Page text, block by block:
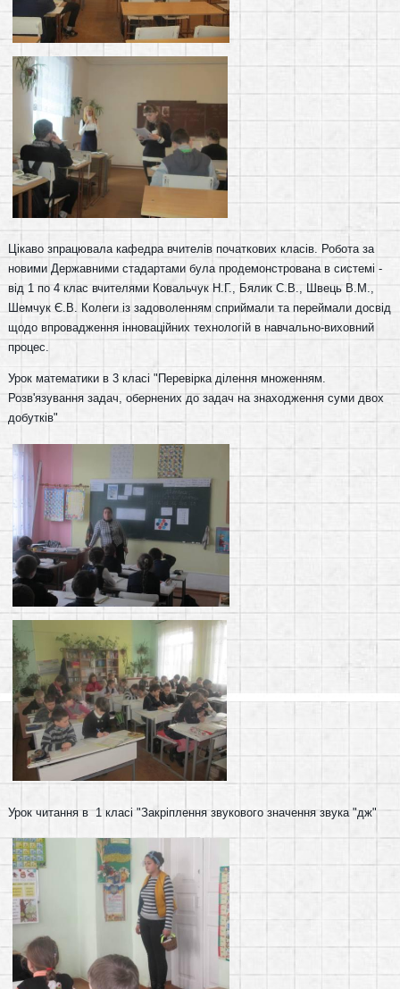
Цікаво зпрацювала кафедра вчителів початкових класів. Робота за
новими Державними стадартами була продемонстрована в системі -
від 1 по 4 клас вчителями Ковальчук Н.Г., Бялик С.В., Швець В.М.,
Шемчук Є.В. Колеги із задоволенням сприймали та переймали досвід
щодо впровадження інноваційних технологій в навчально-виховний
процес.
Урок математики в 3 класі "Перевірка ділення множенням.
Розв'язування задач, обернених до задач на знаходження суми двох
добутків"
Урок читання в 1 класі "Закріплення звукового значення звука "дж"